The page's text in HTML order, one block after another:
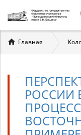
Вы
здесь
Главная
РОССИИ